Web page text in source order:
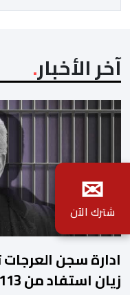
الاجتماعية”، يُمثِّل
آخر الأخبار
ادارة سجن
زيان استفاد من 113 استشارة و50 فحصا طبيا
✉
شترك الآن